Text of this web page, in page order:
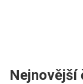
Nejnovější